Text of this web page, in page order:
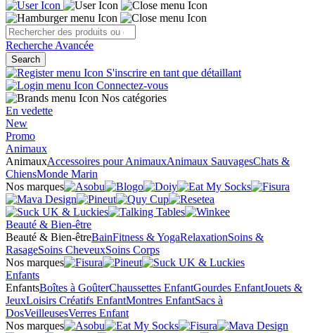
Recherche Avancée
Search
S'inscrire en tant que détaillant
Connectez-vous
Nos catégories
En vedette
New
Promo
Animaux
AnimauxAccessoires pour AnimauxAnimaux SauvagesChats &
ChiensMonde Marin
Nos marques
Beauté & Bien-être
Beauté & Bien-êtreBainFitness & YogaRelaxationSoins &
RasageSoins CheveuxSoins Corps
Nos marques
Enfants
EnfantsBoîtes à GoûterChaussettes EnfantGourdes EnfantJouets &
JeuxLoisirs Créatifs EnfantMontres EnfantSacs à
DosVeilleusesVerres Enfant
Nos marques